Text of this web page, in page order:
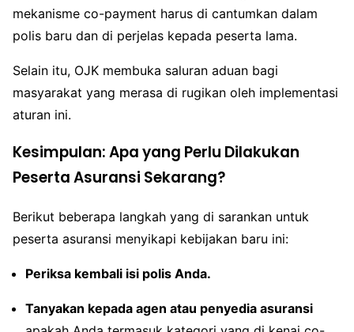
mekanisme co-payment harus di cantumkan dalam
polis baru dan di perjelas kepada peserta lama.
Selain itu, OJK membuka saluran aduan bagi
masyarakat yang merasa di rugikan oleh implementasi
aturan ini.
Kesimpulan: Apa yang Perlu Dilakukan
Peserta Asuransi Sekarang?
Berikut beberapa langkah yang di sarankan untuk
peserta asuransi menyikapi kebijakan baru ini:
Periksa kembali isi polis Anda.
Tanyakan kepada agen atau penyedia asuransi